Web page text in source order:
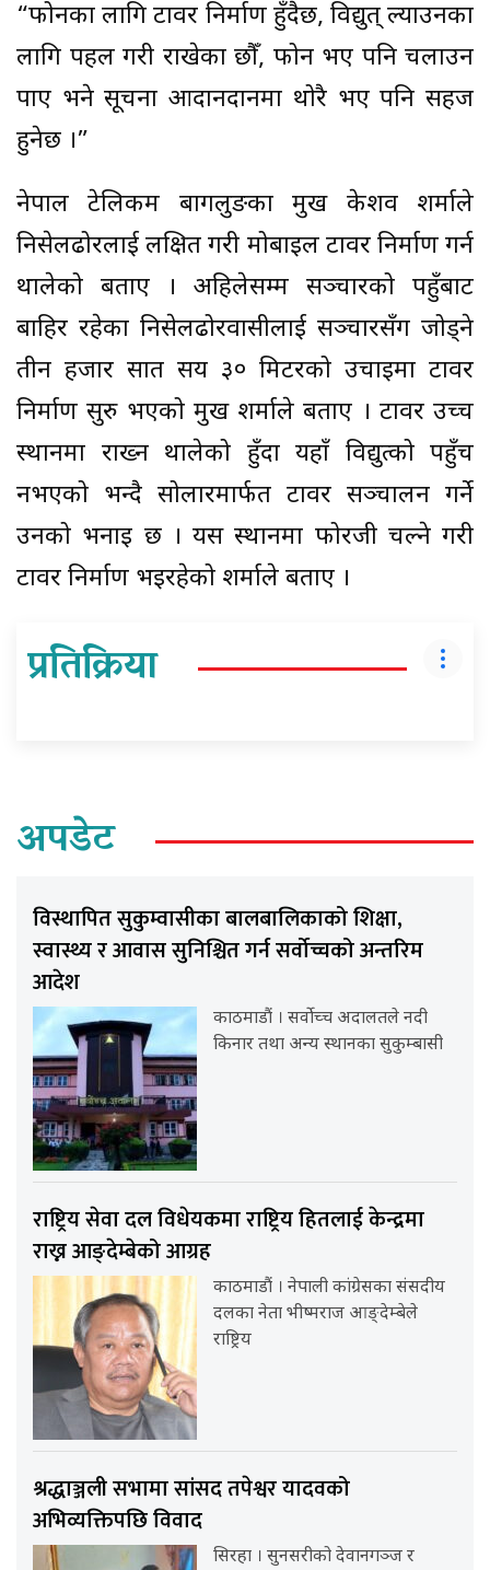
“फोनका लागि टावर निर्माण हुँदैछ, विद्युत् ल्याउनका
लागि पहल गरी राखेका छौँ, फोन भए पनि चलाउन
पाए भने सूचना आदानप्रदानमा थोरै भए पनि सहज
हुनेछ ।”
नेपाल टेलिकम बागलुङका प्रमुख केशव शर्माले
निसेलढोरलाई लक्षित गरी मोबाइल टावर निर्माण गर्न
थालेको बताए । अहिलेसम्म सञ्चारको पहुँबाट
बाहिर रहेका निसेलढोरवासीलाई सञ्चारसँग जोड्ने
तीन हजार सात सय ३० मिटरको उचाइमा टावर
निर्माण सुरु भएको प्रमुख शर्माले बताए । टावर उच्च
स्थानमा राख्न थालेको हुँदा यहाँ विद्युत्को पहुँच
नभएको भन्दै सोलारमार्फत टावर सञ्चालन गर्ने
उनको भनाइ छ । यस स्थानमा फोरजी चल्ने गरी
टावर निर्माण भइरहेको शर्माले बताए ।
प्रतिक्रिया
अपडेट
विस्थापित सुकुम्वासीका बालबालिकाको शिक्षा,
स्वास्थ्य र आवास सुनिश्चित गर्न सर्वोच्चको अन्तरिम
आदेश
काठमाडौं । सर्वोच्च अदालतले नदी
किनार तथा अन्य स्थानका सुकुम्बासी
राष्ट्रिय सेवा दल विधेयकमा राष्ट्रिय हितलाई केन्द्रमा
राख्न आङ्देम्बेको आग्रह
काठमाडौं । नेपाली कांग्रेसका संसदीय
दलका नेता भीष्मराज आङ्देम्बेले
राष्ट्रिय
श्रद्धाञ्जली सभामा सांसद तपेश्वर यादवको
अभिव्यक्तिपछि विवाद
सिरहा । सुनसरीको देवानगञ्ज र